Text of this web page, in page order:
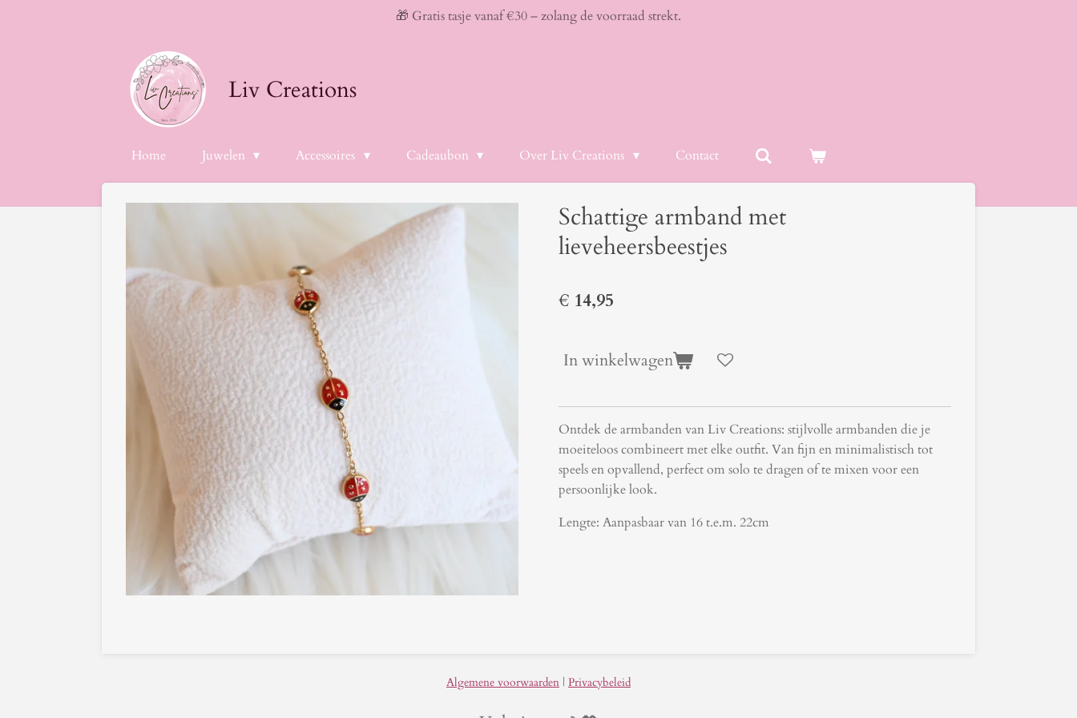
🎁 Gratis tasje vanaf €30 – zolang de voorraad strekt.
Liv Creations
Home Juwelen Accessoires Cadeaubon Over Liv Creations Contact
Schattige armband met
lieveheersbeestjes
€ 14,95
In winkelwagen
Ontdek de armbanden van Liv Creations: stijlvolle armbanden die je
moeiteloos combineert met elke outfit. Van fijn en minimalistisch tot
speels en opvallend, perfect om solo te dragen of te mixen voor een
persoonlijke look.
Lengte: Aanpasbaar van 16 t.e.m. 22cm
Algemene voorwaarden | Privacybeleid